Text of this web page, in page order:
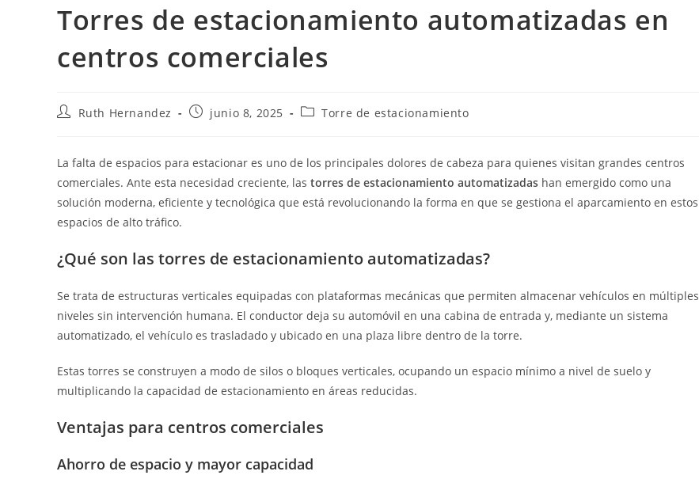
Torres de estacionamiento automatizadas en
centros comerciales
Autor
entrada:
Ruth Hernandez
Publicación
entrada:
junio 8, 2025
Categoría
entrada:
Torre de estacionamiento
La falta de espacios para estacionar es uno de los principales dolores de cabeza para quienes visitan grandes centros
comerciales. Ante esta necesidad creciente, las torres de estacionamiento automatizadas han emergido como una
solución moderna, eficiente y tecnológica que está revolucionando la forma en que se gestiona el aparcamiento en estos
espacios de alto tráfico.
¿Qué son las torres de estacionamiento automatizadas?
Se trata de estructuras verticales equipadas con plataformas mecánicas que permiten almacenar vehículos en múltiples
niveles sin intervención humana. El conductor deja su automóvil en una cabina de entrada y, mediante un sistema
automatizado, el vehículo es trasladado y ubicado en una plaza libre dentro de la torre.
Estas torres se construyen a modo de silos o bloques verticales, ocupando un espacio mínimo a nivel de suelo y
multiplicando la capacidad de estacionamiento en áreas reducidas.
Ventajas para centros comerciales
Ahorro de espacio y mayor capacidad